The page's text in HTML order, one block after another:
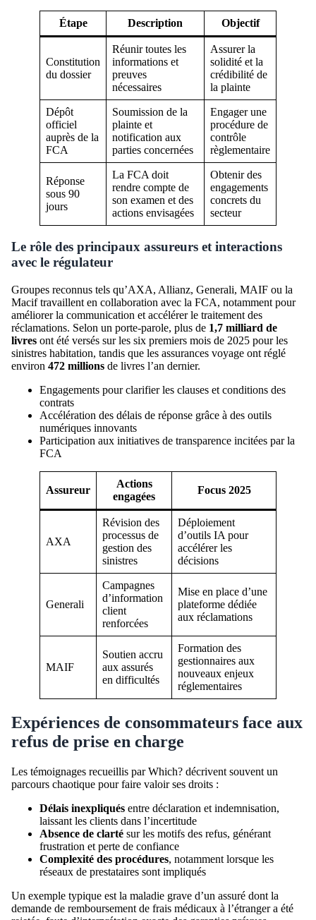
Étape Description Objectif
Constitution
du dossier
Réunir toutes les
informations et
preuves
nécessaires
Assurer la
solidité et la
crédibilité de
la plainte
Dépôt
officiel
auprès de la
FCA
Soumission de la
plainte et
notification aux
parties concernées
Engager une
procédure de
contrôle
règlementaire
Réponse
sous 90
jours
La FCA doit
rendre compte de
son examen et des
actions envisagées
Obtenir des
engagements
concrets du
secteur
Le rôle des principaux assureurs et interactions
avec le régulateur
Groupes reconnus tels qu’AXA, Allianz, Generali, MAIF ou la
Macif travaillent en collaboration avec la FCA, notamment pour
améliorer la communication et accélérer le traitement des
réclamations. Selon un porte-parole, plus de 1,7 milliard de
livres ont été versés sur les six premiers mois de 2025 pour les
sinistres habitation, tandis que les assurances voyage ont réglé
environ 472 millions de livres l’an dernier.
Engagements pour clarifier les clauses et conditions des
contrats
Accélération des délais de réponse grâce à des outils
numériques innovants
Participation aux initiatives de transparence incitées par la
FCA
Assureur
Actions
engagées
Focus 2025
AXA
Révision des
processus de
gestion des
sinistres
Déploiement
d’outils IA pour
accélérer les
décisions
Generali
Campagnes
d’information
client
renforcées
Mise en place d’une
plateforme dédiée
aux réclamations
MAIF
Soutien accru
aux assurés
en difficultés
Formation des
gestionnaires aux
nouveaux enjeux
réglementaires
Expériences de consommateurs face aux
refus de prise en charge
Les témoignages recueillis par Which? décrivent souvent un
parcours chaotique pour faire valoir ses droits :
Délais inexpliqués entre déclaration et indemnisation,
laissant les clients dans l’incertitude
Absence de clarté sur les motifs des refus, générant
frustration et perte de confiance
Complexité des procédures, notamment lorsque les
réseaux de prestataires sont impliqués
Un exemple typique est la maladie grave d’un assuré dont la
demande de remboursement de frais médicaux à l’étranger a été